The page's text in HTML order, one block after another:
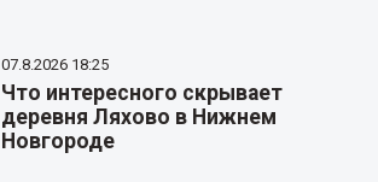
07.8.2026 18:25
Что интересного скрывает
деревня Ляхово в Нижнем
Новгороде